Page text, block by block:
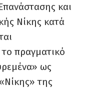
και
Νίκης κατά
πραγματικό
ως
της